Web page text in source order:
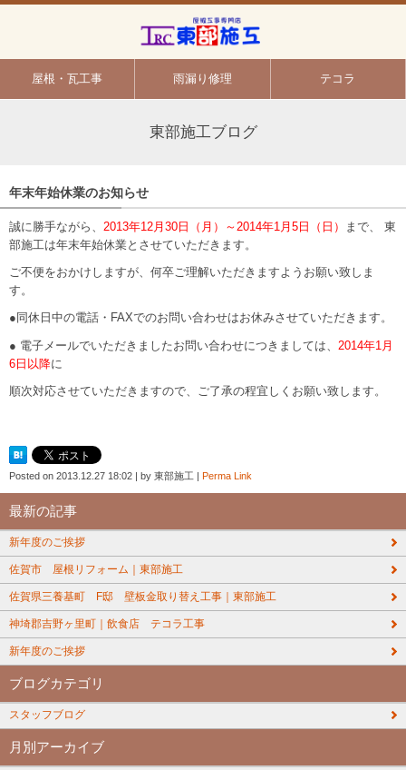
屋根・瓦工事 雨漏り修理 テコラ
東部施工ブログ
年末年始休業のお知らせ
誠に勝手ながら、 2013年12月30日（月）～2014年1月5日（日）
まで、 東
部施工は年末年始休業とさせていただきます。
ご不便をおかけしますが、何卒ご理解いただきますようお願い致しま
す。
●同休日中の電話・FAXでのお問い合わせはお休みさせていただきます。
● 電子メールでいただきましたお問い合わせにつきましては、 2014年1月
6日以降に
順次対応させていただきますので、ご了承の程宜しくお願い致します。
Posted on 2013.12.27 18:02 | by 東部施工 | Perma Link
最新の記事
新年度のご挨拶
佐賀市 屋根リフォーム｜東部施工
佐賀県三養基町 F邸 壁板金取り替え工事｜東部施工
神埼郡吉野ヶ里町｜飲食店 テコラ工事
新年度のご挨拶
ブログカテゴリ
スタッフブログ
月別アーカイブ